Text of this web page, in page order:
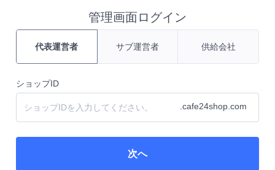
管理画面ログイン
代表運営者 サブ運営者 供給会社
ショップID
.cafe24shop.com
次へ